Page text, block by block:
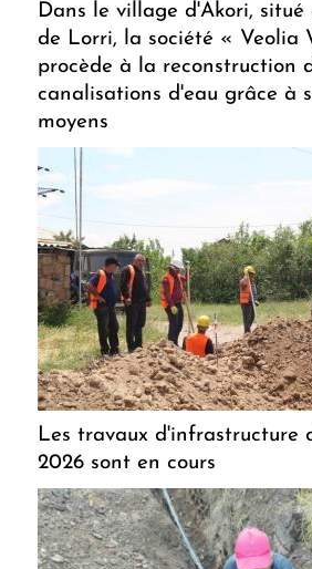
Dans le village d'Akori,
de Lorri, la société « Veolia
procède à la reconstruction
canalisations d'eau grâce à
moyens
Les travaux d'infrastructure
2026 sont en cours